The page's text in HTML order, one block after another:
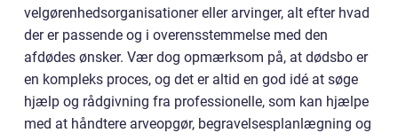
velgørenhedsorganisationer eller arvinger, alt efter hvad
der er passende og i overensstemmelse med den
afdødes ønsker. Vær dog opmærksom på, at dødsbo er
en kompleks proces, og det er altid en god idé at søge
hjælp og rådgivning fra professionelle, som kan hjælpe
med at håndtere arveopgør, begravelsesplanlægning og